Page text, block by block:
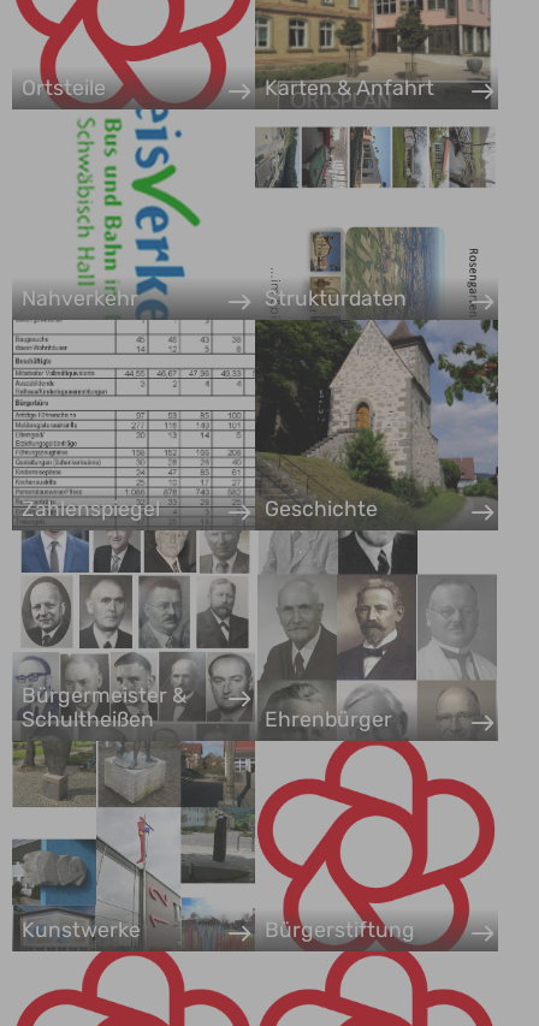
Ortsteile Karten & Anfahrt
Nahverkehr Strukturdaten
Zahlenspiegel Geschichte
Bürgermeister &
Schultheißen
Ehrenbürger
Kunstwerke Bürgerstiftung